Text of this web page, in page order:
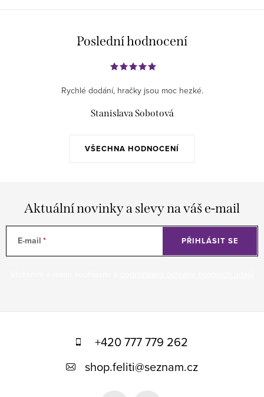
Poslední hodnocení
VŠECHNA HODNOCENÍ
Rychlé dodání, hračky jsou moc hezké.
Stanislava Sobotová
Aktuální novinky a slevy na váš e-mail
E-mail PŘIHLÁSIT SE
+420 777 779 262
shop.feliti@seznam.cz